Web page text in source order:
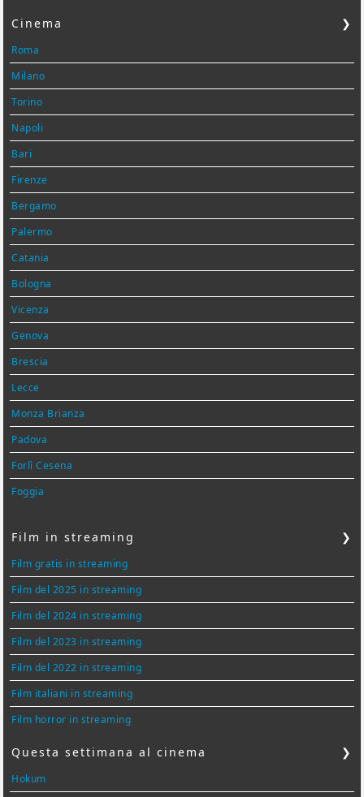
Cinema ❯
Roma
Milano
Torino
Napoli
Bari
Firenze
Bergamo
Palermo
Catania
Bologna
Vicenza
Genova
Brescia
Lecce
Monza Brianza
Padova
Forlì Cesena
Foggia
Film in streaming ❯
Film gratis in streaming
Film del 2025 in streaming
Film del 2024 in streaming
Film del 2023 in streaming
Film del 2022 in streaming
Film italiani in streaming
Film horror in streaming
Questa settimana al cinema ❯
Hokum